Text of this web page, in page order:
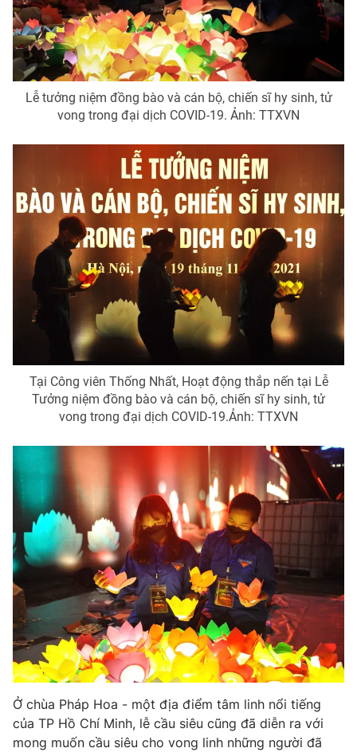
Lễ tưởng niệm đồng bào và cán bộ, chiến sĩ hy sinh, tử
vong trong đại dịch COVID-19. Ảnh: TTXVN
Tại Công viên Thống Nhất, Hoạt động thắp nến tại Lễ
Tưởng niệm đồng bào và cán bộ, chiến sĩ hy sinh, tử
vong trong đại dịch COVID-19.Ảnh: TTXVN
Ở chùa Pháp Hoa - một địa điểm tâm linh nổi tiếng
của TP Hồ Chí Minh, lễ cầu siêu cũng đã diễn ra với
mong muốn cầu siêu cho vong linh những người đã